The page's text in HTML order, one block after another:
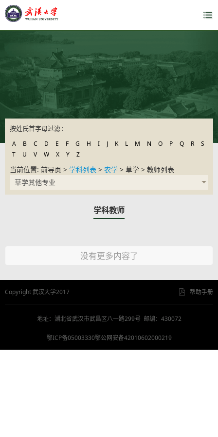
按姓氏首字母过滤 :
A B C D E F G H I J K L M N O P Q R
S
T
U V W X Y Z
当前位置: 前导页 > 学科列表 > 农学 > 草学 > 教师列表
草学其他专业
学科教师
没有更多内容了
Copyright 武汉大学2017 帮助手册
地址：湖北省武汉市武昌区八一路299号 邮编：430072
鄂ICP备05003330鄂公网安备42010602000219